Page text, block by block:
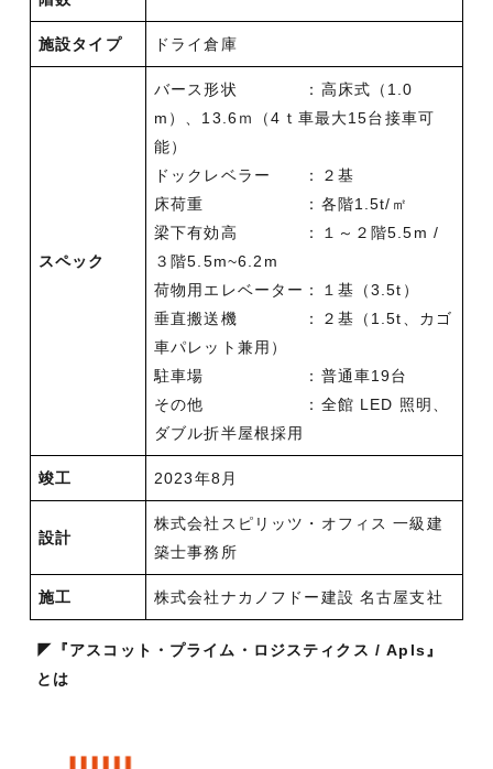
施設タイプ ドライ倉庫
スペック
バース形状 ：高床式（1.0
m）、13.6ｍ（4ｔ車最大15台接車可
能）
ドックレベラー ：２基
床荷重 ：各階1.5t/㎡
梁下有効高 ：１～２階5.5m /
３階5.5m~6.2m
荷物用エレベーター：１基（3.5t）
垂直搬送機 ：２基（1.5t、カゴ
車パレット兼用）
駐車場 ：普通車19台
その他 ：全館 LED 照明、
ダブル折半屋根採用
竣工 2023年8月
設計
株式会社スピリッツ・オフィス 一級建
築士事務所
施工 株式会社ナカノフドー建設 名古屋支社
◤
『アスコット・プライム・ロジスティクス / Apls』
とは